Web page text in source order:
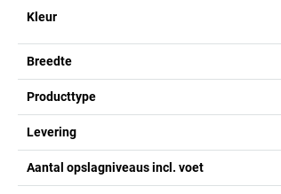
Kleur
Breedte
Producttype
Levering
Aantal opslagniveaus incl. voet